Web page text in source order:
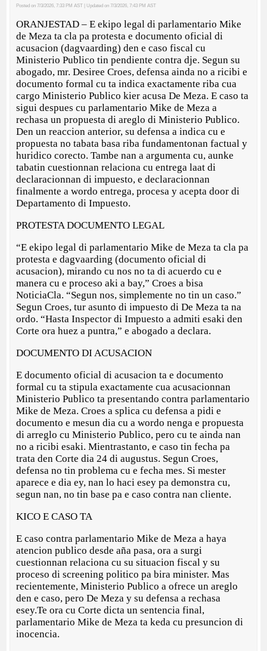
Posted on 7/3/2026, 7:33 PM AST | Updated on 7/3/2026, 7:43 PM AST
ORANJESTAD – E ekipo legal di parlamentario Mike
de Meza ta cla pa protesta e documento oficial di
acusacion (dagvaarding) den e caso fiscal cu
Ministerio Publico tin pendiente contra dje. Segun su
abogado, mr. Desiree Croes, defensa ainda no a ricibi e
documento formal cu ta indica exactamente riba cua
cargo Ministerio Publico kier acusa De Meza. E caso ta
sigui despues cu parlamentario Mike de Meza a
rechasa un propuesta di areglo di Ministerio Publico.
Den un reaccion anterior, su defensa a indica cu e
propuesta no tabata basa riba fundamentonan factual y
huridico corecto. Tambe nan a argumenta cu, aunke
tabatin cuestionnan relaciona cu entrega laat di
declaracionnan di impuesto, e declaracionnan
finalmente a wordo entrega, procesa y acepta door di
Departamento di Impuesto.
PROTESTA DOCUMENTO LEGAL
“E ekipo legal di parlamentario Mike de Meza ta cla pa
protesta e dagvaarding (documento oficial di
acusacion), mirando cu nos no ta di acuerdo cu e
manera cu e proceso aki a bay,” Croes a bisa
NoticiaCla. “Segun nos, simplemente no tin un caso.”
Segun Croes, tur asunto di impuesto di De Meza ta na
ordo. “Hasta Inspector di Impuesto a admiti esaki den
Corte ora huez a puntra,” e abogado a declara.
DOCUMENTO DI ACUSACION
E documento oficial di acusacion ta e documento
formal cu ta stipula exactamente cua acusacionnan
Ministerio Publico ta presentando contra parlamentario
Mike de Meza. Croes a splica cu defensa a pidi e
documento e mesun dia cu a wordo nenga e propuesta
di arreglo cu Ministerio Publico, pero cu te ainda nan
no a ricibi esaki. Mientrastanto, e caso tin fecha pa
trata den Corte dia 24 di augustus. Segun Croes,
defensa no tin problema cu e fecha mes. Si mester
aparece e dia ey, nan lo haci esey pa demonstra cu,
segun nan, no tin base pa e caso contra nan cliente.
KICO E CASO TA
E caso contra parlamentario Mike de Meza a haya
atencion publico desde aña pasa, ora a surgi
cuestionnan relaciona cu su situacion fiscal y su
proceso di screening politico pa bira minister. Mas
recientemente, Ministerio Publico a ofrece un areglo
den e caso, pero De Meza y su defensa a rechasa
esey.Te ora cu Corte dicta un sentencia final,
parlamentario Mike de Meza ta keda cu presuncion di
inocencia.